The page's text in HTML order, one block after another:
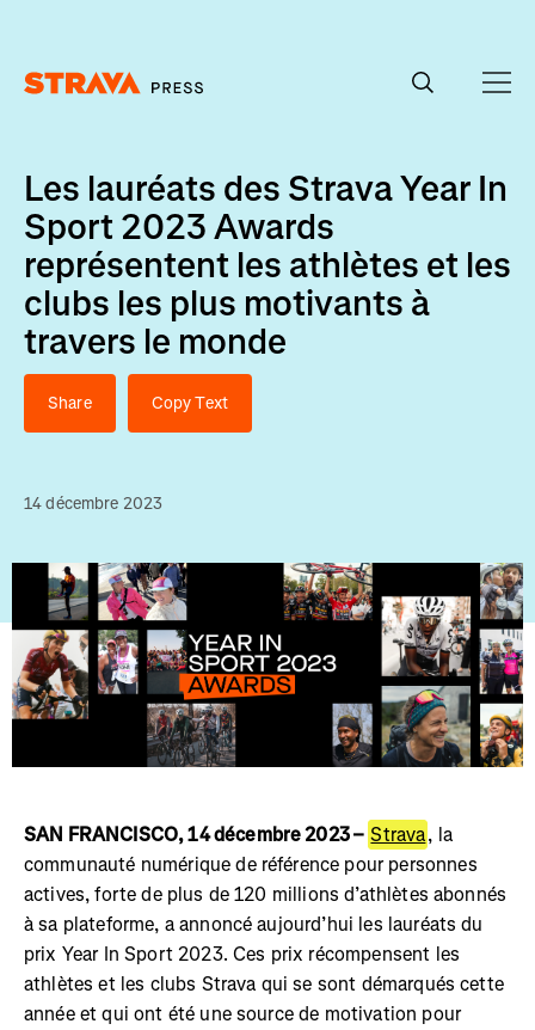
Les lauréats des Strava Year In
Sport 2023 Awards
représentent les athlètes et les
clubs les plus motivants à
travers le monde
Share Copy Text
14 décembre 2023
SAN FRANCISCO, 14 décembre 2023 – Strava, la
communauté numérique de référence pour personnes
actives, forte de plus de 120 millions d’athlètes abonnés
à sa plateforme, a annoncé aujourd’hui les lauréats du
prix Year In Sport 2023. Ces prix récompensent les
athlètes et les clubs Strava qui se sont démarqués cette
année et qui ont été une source de motivation pour